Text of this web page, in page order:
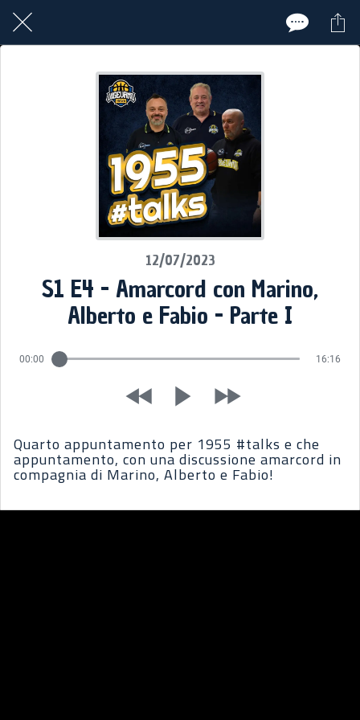
12/07/2023
S1 E4 - Amarcord con Marino,
Alberto e Fabio - Parte I
00:00 16:16
Quarto appuntamento per 1955 #talks e che
appuntamento, con una discussione amarcord in
compagnia di Marino, Alberto e Fabio!